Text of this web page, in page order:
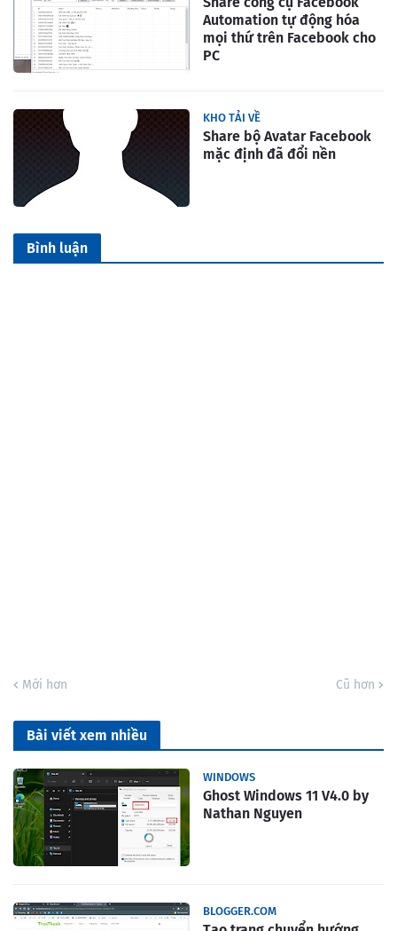
Automation tự động hóa
mọi thứ trên Facebook cho
PC
KHO TẢI VỀ
Share bộ Avatar Facebook
mặc định đã đổi nền
Bình luận
Mới hơn Cũ hơn
Bài viết xem nhiều
WINDOWS
Ghost Windows 11 V4.0 by
Nathan Nguyen
BLOGGER.COM